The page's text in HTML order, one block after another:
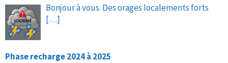
Bonjour à vous. Des orages localements forts
[…]
Phase recharge 2024 à 2025